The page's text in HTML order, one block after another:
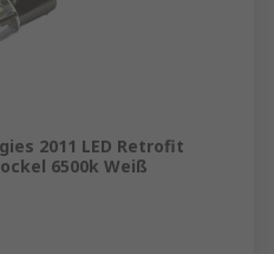
2011 LED Retrofit
6500k Weiß